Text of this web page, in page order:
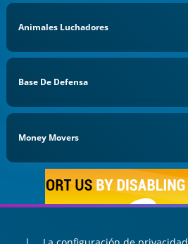
Animales Luchadores
Base De Defensa
Money Movers